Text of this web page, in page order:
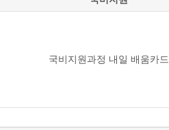
국비지원과정 내일 배움카드